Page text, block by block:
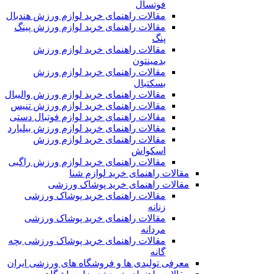
فوتسال
مقالات راهنمای خرید لوازم ورزش هندبال
مقالات راهنمای خرید لوازم ورزش پینگ
پنگ
مقالات راهنمای خرید لوازم ورزش
بدمینتون
مقالات راهنمای خرید لوازم ورزش
بسکتبال
مقالات راهنمای خرید لوازم ورزش والیبال
مقالات راهنمای خرید لوازم ورزش تنیس
مقالات راهنمای خرید لوازم فوتبال دستی
مقالات راهنمای خرید لوازم ورزش بیلیارد
مقالات راهنمای خرید لوازم ورزش
اسکواش
مقالات راهنمای خرید لوازم ورزش راگبی
مقالات راهنمای خرید لوازم شنا
مقالات راهنمای خرید پوشاک ورزشی
مقالات راهنمای خرید پوشاک ورزشی
زنانه
مقالات راهنمای خرید پوشاک ورزشی
مردانه
مقالات راهنمای خرید پوشاک ورزشی بچه
گانه
معرفی تولیدی ها و فروشگاه های ورزشی ایران